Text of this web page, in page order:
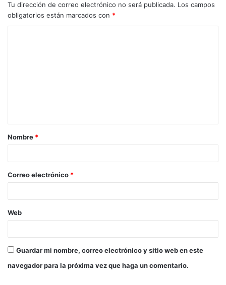
Tu dirección de correo electrónico no será publicada. Los campos
obligatorios están marcados con *
a
r
*
Nombre *
Correo electrónico *
Web
Guardar mi nombre, correo electrónico y sitio web en este
navegador para la próxima vez que haga un comentario.